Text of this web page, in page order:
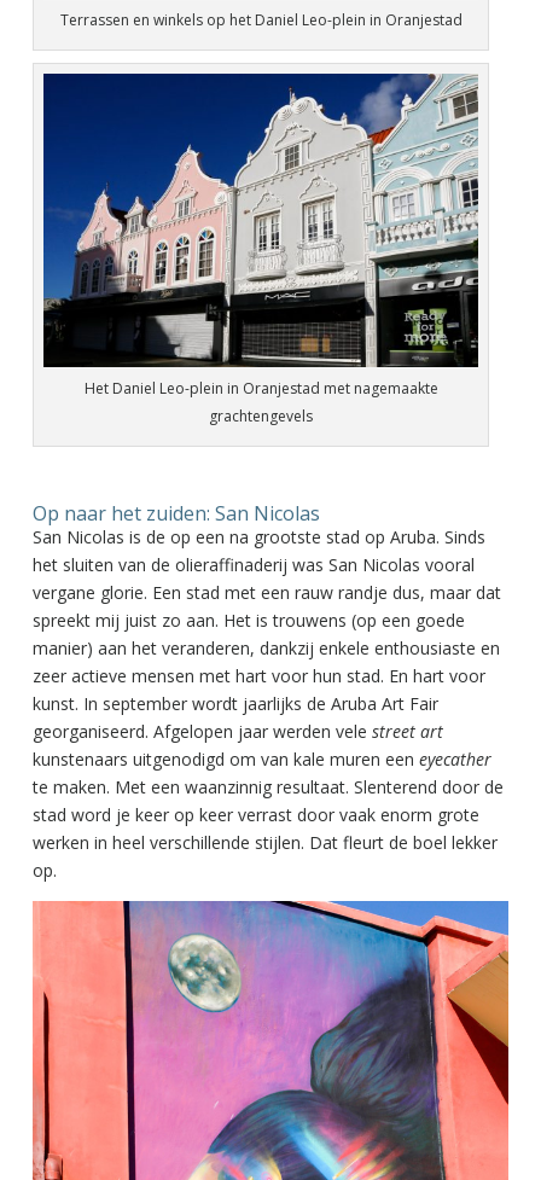
Terrassen en winkels op het Daniel Leo-plein in Oranjestad
Het Daniel Leo-plein in Oranjestad met nagemaakte
grachtengevels
Op naar het zuiden: San Nicolas
San Nicolas is de op een na grootste stad op Aruba. Sinds
het sluiten van de olieraffinaderij was San Nicolas vooral
vergane glorie. Een stad met een rauw randje dus, maar dat
spreekt mij juist zo aan. Het is trouwens (op een goede
manier) aan het veranderen, dankzij enkele enthousiaste en
zeer actieve mensen met hart voor hun stad. En hart voor
kunst. In september wordt jaarlijks de Aruba Art Fair
georganiseerd. Afgelopen jaar werden vele street art
kunstenaars uitgenodigd om van kale muren een eyecather
te maken. Met een waanzinnig resultaat. Slenterend door de
stad word je keer op keer verrast door vaak enorm grote
werken in heel verschillende stijlen. Dat fleurt de boel lekker
op.